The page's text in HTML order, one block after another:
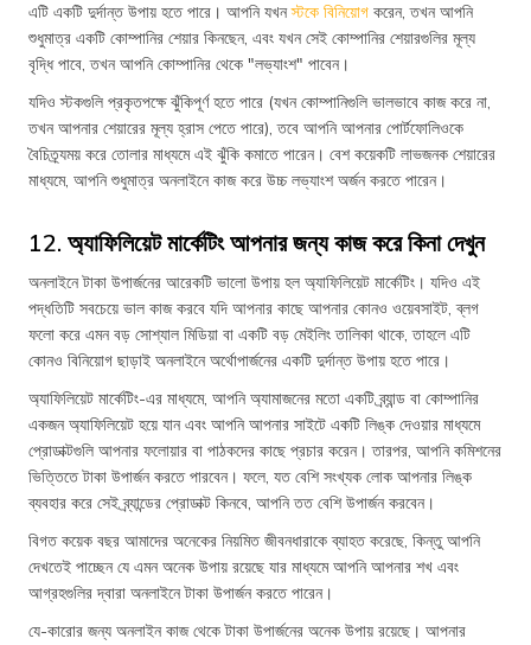
এটি একটি দুর্দান্ত উপায় হতে পারে। আপনি যখনস্টকে বিনিয়োগ করেন, তখন আপনি
শুধুমাত্র একটি কোম্পানির শেয়ার কিনছেন, এবং যখন সেই কোম্পানির শেয়ারগুলির মূল্য
বৃদ্ধি পাবে, তখন আপনি কোম্পানির থেকে "লভ্যাংশ" পাবেন।
যদিও স্টকগুলি প্রকৃতপক্ষে ঝুঁকিপূর্ণ হতে পারে (যখন কোম্পানিগুলি ভালভাবে কাজ করে না,
তখন আপনার শেয়ারের মূল্য হ্রাস পেতে পারে), তবে আপনি আপনার পোর্টফোলিওকে
বৈচিত্র্যময় করে তোলার মাধ্যমে এই ঝুঁকি কমাতে পারেন। বেশ কয়েকটি লাভজনক শেয়ারের
মাধ্যমে, আপনি শুধুমাত্র অনলাইনে কাজ করে উচ্চ লভ্যাংশ অর্জন করতে পারেন।
12. অ্যাফিলিয়েট মার্কেটিং আপনার জন্য কাজ করে কিনা দেখুন
অনলাইনে টাকা উপার্জনের আরেকটি ভালো উপায় হল অ্যাফিলিয়েট মার্কেটিং। যদিও এই
পদ্ধতিটি সবচেয়ে ভাল কাজ করবে যদি আপনার কাছে আপনার কোনও ওয়েবসাইট, ব্লগ
ফলো করে এমন বড় সোশ্যাল মিডিয়া বা একটি বড় মেইলিং তালিকা থাকে, তাহলে এটি
কোনও বিনিয়োগ ছাড়াই অনলাইনে অর্থোপার্জনের একটি দুর্দান্ত উপায় হতে পারে।
অ্যাফিলিয়েট মার্কেটিং-এর মাধ্যমে, আপনি অ্যামাজনের মতো একটি ব্র্যান্ড বা কোম্পানির
একজন অ্যাফিলিয়েট হয়ে যান এবং আপনি আপনার সাইটে একটি লিঙ্ক দেওয়ার মাধ্যমে
প্রোডাক্টগুলি আপনার ফলোয়ার বা পাঠকদের কাছে প্রচার করেন। তারপর, আপনি কমিশনের
ভিত্তিতে টাকা উপার্জন করতে পারবেন। ফলে, যত বেশি সংখ্যক লোক আপনার লিঙ্ক
ব্যবহার করে সেই ব্র্যান্ডের প্রোডাক্ট কিনবে, আপনি তত বেশি উপার্জন করবেন।
বিগত কয়েক বছর আমাদের অনেকের নিয়মিত জীবনধারাকে ব্যাহত করেছে, কিন্তু আপনি
দেখতেই পাচ্ছেন যে এমন অনেক উপায় রয়েছে যার মাধ্যমে আপনি আপনার শখ এবং
আগ্রহগুলির দ্বারা অনলাইনে টাকা উপার্জন করতে পারেন।
যে-কারোর জন্য অনলাইন কাজ থেকে টাকা উপার্জনের অনেক উপায় রয়েছে। আপনার